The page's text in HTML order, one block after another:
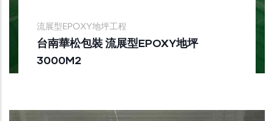
流展型EPOXY地坪工程
台南華松包裝 流展型EPOXY地坪
3000M2